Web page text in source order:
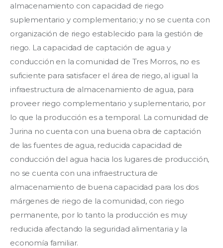
almacenamiento con capacidad de riego
suplementario y complementario; y no se cuenta con
organización de riego establecido para la gestión de
riego. La capacidad de captación de agua y
conducción en la comunidad de Tres Morros, no es
suficiente para satisfacer el área de riego, al igual la
infraestructura de almacenamiento de agua, para
proveer riego complementario y suplementario, por
lo que la producción es a temporal. La comunidad de
Jurina no cuenta con una buena obra de captación
de las fuentes de agua, reducida capacidad de
conducción del agua hacia los lugares de producción,
no se cuenta con una infraestructura de
almacenamiento de buena capacidad para los dos
márgenes de riego de la comunidad, con riego
permanente, por lo tanto la producción es muy
reducida afectando la seguridad alimentaria y la
economía familiar.